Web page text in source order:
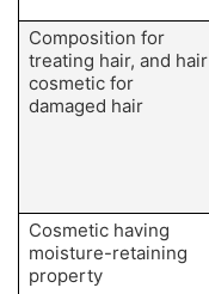
Composition for
treating hair, and hair
cosmetic for
damaged hair
Cosmetic having
moisture-retaining
property